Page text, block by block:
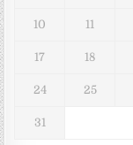
10 11
17 18
24 25
31